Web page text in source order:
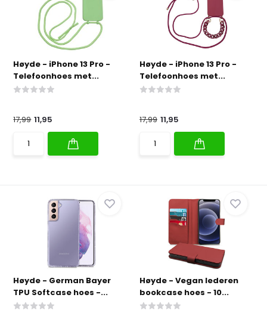
Høyde - iPhone 13 Pro -
Telefoonhoes met...
17,99 11,95
Høyde - iPhone 13 Pro -
Telefoonhoes met...
17,99 11,95
Høyde - German Bayer
TPU Softcase hoes -...
Høyde - Vegan lederen
bookcase hoes - 10...